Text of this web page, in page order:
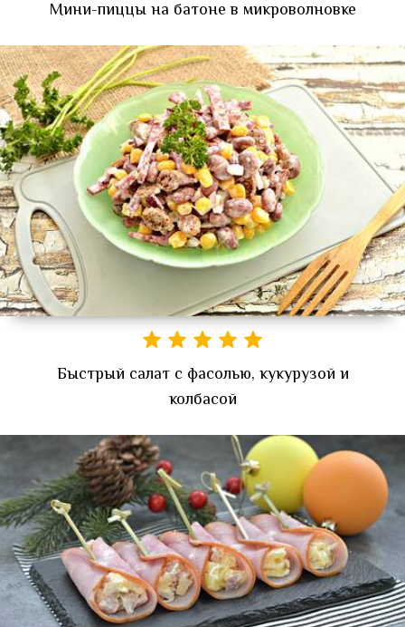
Мини-пиццы на батоне в микроволновке
Быстрый салат с фасолью, кукурузой и
колбасой